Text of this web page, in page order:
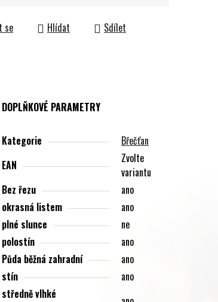
se Hlídat Sdílet
DOPLŇKOVÉ PARAMETRY
Kategorie
Břečťan
EAN
Zvolte
variantu
Bez řezu
ano
okrasná listem
ano
plné slunce
ne
polostín
ano
Půda běžná zahradní
ano
stín
ano
středně vlhké